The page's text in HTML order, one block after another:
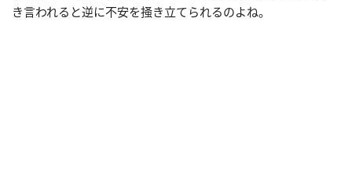
き言われると逆に不安を掻き立てられるのよね。